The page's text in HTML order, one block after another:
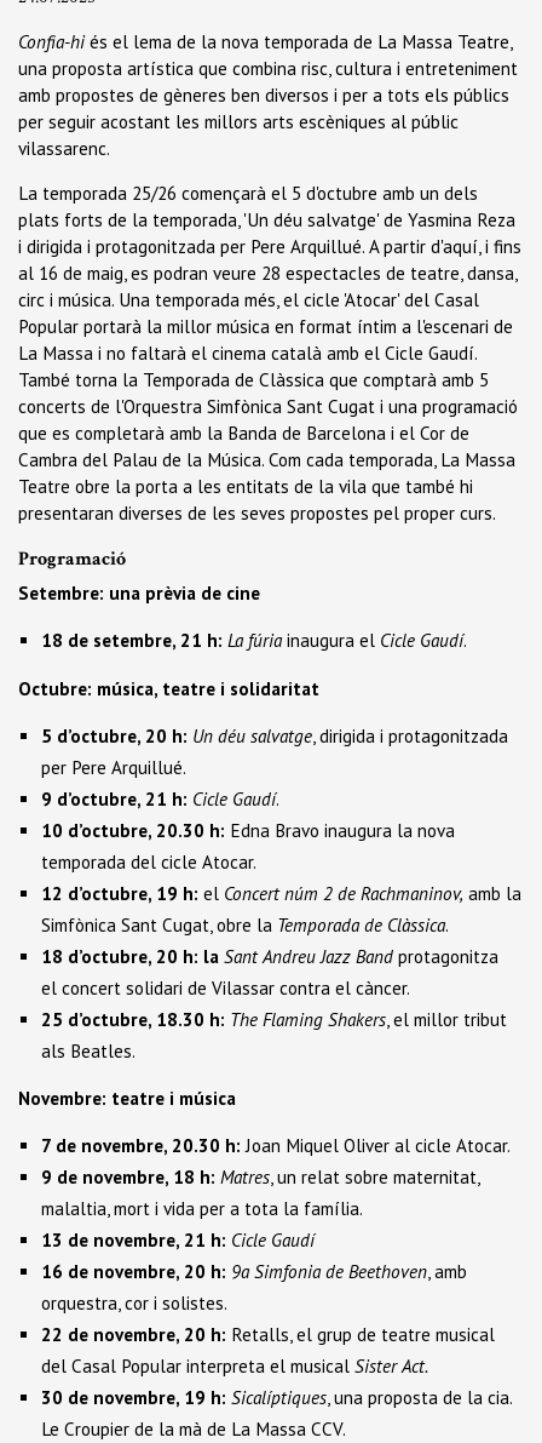
Confia-hiés el lema de la nova temporada de La Massa Teatre,
una proposta artística que combina risc, cultura i entreteniment
amb propostes de gèneres ben diversos i per a tots els públics
per seguir acostant les millors arts escèniques al públic
vilassarenc.
La temporada 25/26 començarà el 5 d'octubre amb un dels
plats forts de la temporada, 'Un déu salvatge' de Yasmina Reza
i dirigida i protagonitzada per Pere Arquillué. A partir d'aquí, i fins
al 16 de maig, es podran veure 28 espectacles de teatre, dansa,
circ i música. Una temporada més, el cicle 'Atocar' del Casal
Popular portarà la millor música en format íntim a l'escenari de
La Massa i no faltarà el cinema català amb el Cicle Gaudí.
També torna la Temporada de Clàssica que comptarà amb 5
concerts de l'Orquestra Simfònica Sant Cugat i una programació
que es completarà amb la Banda de Barcelona i el Cor de
Cambra del Palau de la Música. Com cada temporada, La Massa
Teatre obre la porta a les entitats de la vila que també hi
presentaran diverses de les seves propostes pel proper curs.
Programació
Setembre: una prèvia de cine
18 de setembre, 21 h: La fúriainaugura el Cicle Gaudí.
Octubre: música, teatre i solidaritat
5 d’octubre, 20 h: Un déu salvatge , dirigida i protagonitzada
per Pere Arquillué.
9 d’octubre, 21 h: Cicle Gaudí.
10 d’octubre, 20.30 h: Edna Bravo inaugura la nova
temporada del cicle Atocar.
12 d’octubre, 19 h: el Concert núm 2 de Rachmaninov, amb la
Simfònica Sant Cugat, obre la Temporada de Clàssica.
18 d’octubre, 20 h: la Sant Andreu Jazz Band protagonitza
el concert solidari de Vilassar contra el càncer.
25 d’octubre, 18.30 h: The Flaming Shakers , el millor tribut
als Beatles.
Novembre: teatre i música
7 de novembre, 20.30 h: Joan Miquel Oliver al cicle Atocar.
9 de novembre, 18 h: Matres, un relat sobre maternitat,
malaltia, mort i vida per a tota la família.
13 de novembre, 21 h: Cicle Gaudí
16 de novembre, 20 h: 9a Simfonia de Beethoven, amb
orquestra, cor i solistes.
22 de novembre, 20 h: Retalls, el grup de teatre musical
del Casal Popular interpreta el musicalSister Act.
30 de novembre, 19 h: Sicalíptiques, una proposta de la cia.
Le Croupier de la mà de La Massa CCV.